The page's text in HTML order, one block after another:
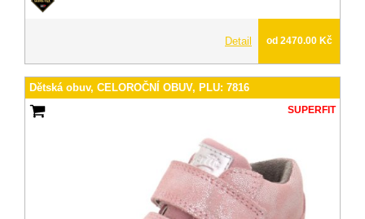
Detail od 2470.00 Kč
Dětská obuv, CELOROČNÍ OBUV, PLU: 7816
SUPERFIT